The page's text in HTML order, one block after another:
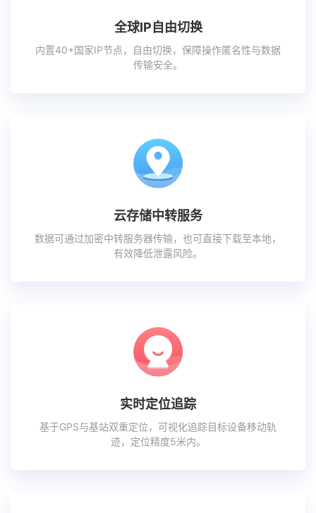
全球IP自由切换
内置40+国家IP节点，自由切换，保障操作匿名性与数据
传输安全。
云存储中转服务
数据可通过加密中转服务器传输，也可直接下载至本地，
有效降低泄露风险。
实时定位追踪
基于GPS与基站双重定位，可视化追踪目标设备移动轨
迹，定位精度5米内。